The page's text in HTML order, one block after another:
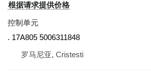
根据请求提供价格
控制单元
. 17A805 5006311848
罗马尼亚, Cristesti